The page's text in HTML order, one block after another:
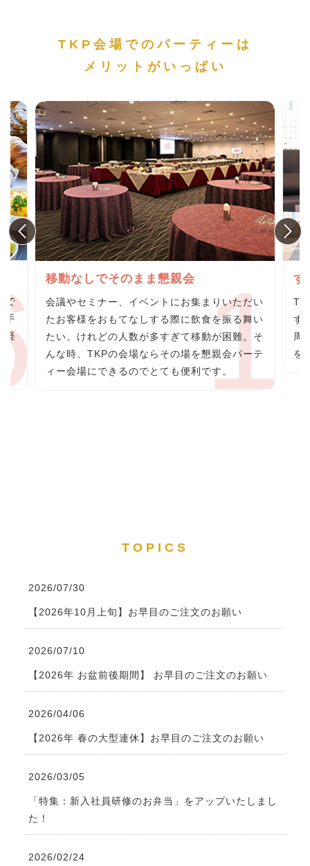
TKP会場でのパーティーは
メリットがいっぱい
で
手
軽
移動なしでそのまま懇親会
会議やセミナー、イベントにお集まりいただい
たお客様をおもてなしする際に飲食を振る舞い
たい。けれどの人数が多すぎて移動が困難。そ
んな時、TKPの会場ならその場を懇親会パーテ
ィー会場にできるのでとても便利です。
す
す
周
を
TOPICS
2026/07/30
【2026年10月上旬】お早目のご注文のお願い
2026/07/10
【2026年 お盆前後期間】 お早目のご注文のお願い
2026/04/06
【2026年 春の大型連休】お早目のご注文のお願い
2026/03/05
「特集：新入社員研修のお弁当」をアップいたしまし
た！
2026/02/24